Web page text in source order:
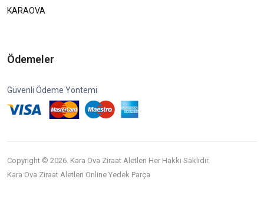
KARAOVA
Ödemeler
Güvenli Ödeme Yöntemi
Copyright © 2026. Kara Ova Ziraat Aletleri Her Hakkı Saklıdır.
Kara Ova Ziraat Aletleri Online Yedek Parça